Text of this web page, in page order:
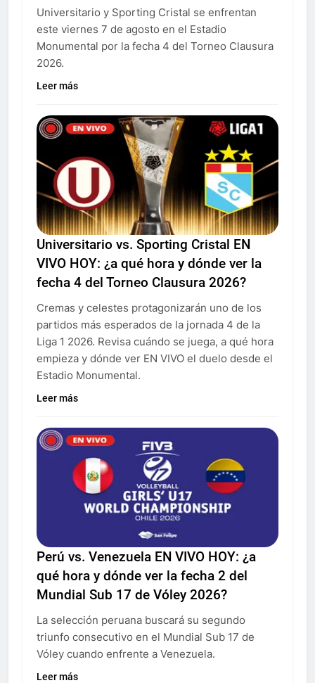
Universitario y Sporting Cristal se enfrentan
este viernes 7 de agosto en el Estadio
Monumental por la fecha 4 del Torneo Clausura
2026.
Leer más
Universitario vs. Sporting Cristal EN
VIVO HOY: ¿a qué hora y dónde ver la
fecha 4 del Torneo Clausura 2026?
Cremas y celestes protagonizarán uno de los
partidos más esperados de la jornada 4 de la
Liga 1 2026. Revisa cuándo se juega, a qué hora
empieza y dónde ver EN VIVO el duelo desde el
Estadio Monumental.
Leer más
Perú vs. Venezuela EN VIVO HOY: ¿a
qué hora y dónde ver la fecha 2 del
Mundial Sub 17 de Vóley 2026?
La selección peruana buscará su segundo
triunfo consecutivo en el Mundial Sub 17 de
Vóley cuando enfrente a Venezuela.
Leer más